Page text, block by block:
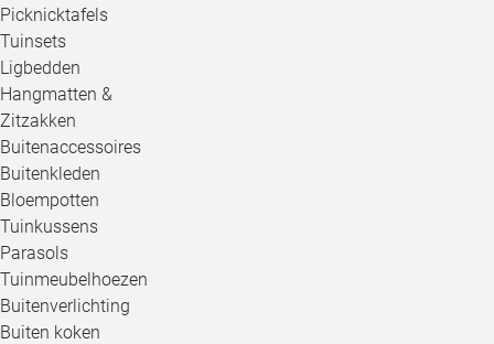
Picknicktafels
Tuinsets
Ligbedden
Hangmatten &
Zitzakken
Buitenaccessoires
Buitenkleden
Bloempotten
Tuinkussens
Parasols
Tuinmeubelhoezen
Buitenverlichting
Buiten koken